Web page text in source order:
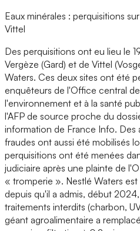
Eaux minérales : perquisitions
Vittel
Des perquisitions ont eu lieu le
Vergèze (Gard) et de Vittel
Waters. Ces deux sites ont été
enquêteurs de l'Office central
l'environnement et à la santé
l'AFP de source proche du
information de France Info. Des
fraudes ont aussi été mobilisés
perquisitions ont été menées
judiciaire après une plainte de
« tromperie ». Nestlé Waters
depuis qu'il a admis, début
traitements interdits (charbon,
géant agroalimentaire a